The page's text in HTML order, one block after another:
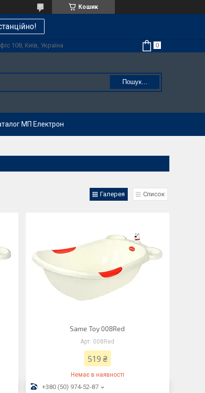
Кошик
108, Київ, Україна
Пошук...
МП Електрон
Галерея Список
Same Toy 008Red
008Red
519 ₴
Немає в наявності
+380 (50) 974-52-87